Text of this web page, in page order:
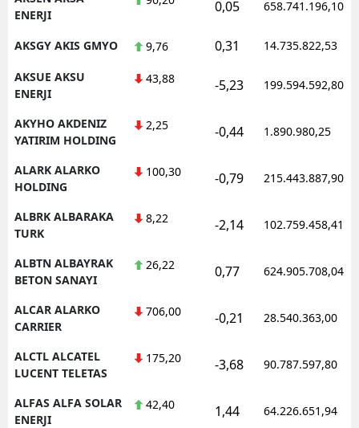
ENERJI
0,05 658.741.196,10
AKSGY AKIS GMYO 9,76 0,31 14.735.822,53
AKSUE AKSU
ENERJI
43,88 -5,23 199.594.592,80
AKYHO AKDENIZ
YATIRIM HOLDING
2,25 -0,44 1.890.980,25
ALARK ALARKO
HOLDING
100,30 -0,79 215.443.887,90
ALBRK ALBARAKA
TURK
8,22 -2,14 102.759.458,41
ALBTN ALBAYRAK
BETON SANAYI
26,22 0,77 624.905.708,04
ALCAR ALARKO
CARRIER
706,00 -0,21 28.540.363,00
ALCTL ALCATEL
LUCENT TELETAS
175,20 -3,68 90.787.597,80
ALFAS ALFA SOLAR
ENERJI
42,40 1,44 64.226.651,94